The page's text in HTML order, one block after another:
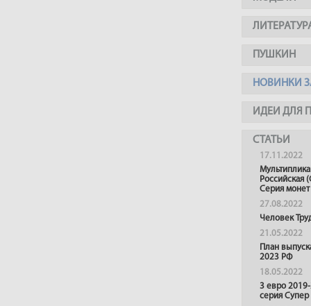
ПУШКИН
НОВИНКИ
ИДЕИ ДЛЯ
СТАТЬИ
17.11.2022
Российская
Серия монет
27.08.2022
Человек
21.05.2022
План
2023 РФ
18.05.2022
3 евро
серия